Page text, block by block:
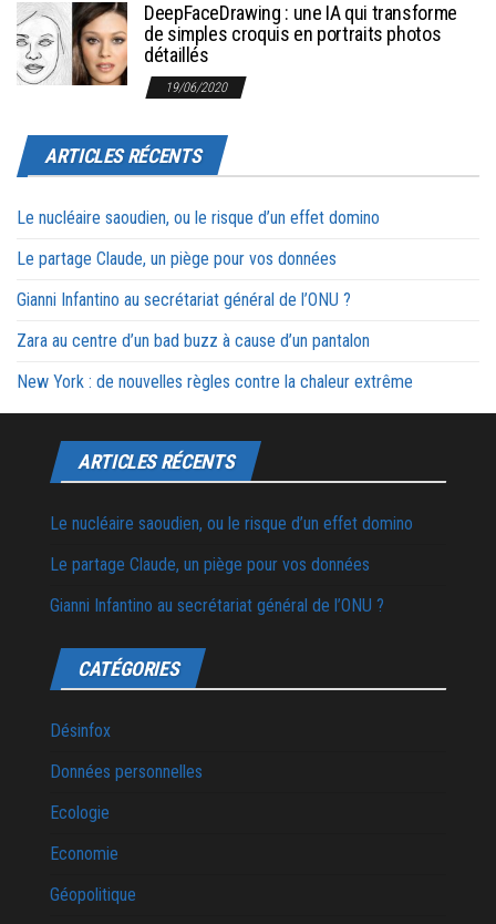
DeepFaceDrawing : une IA qui transforme
de simples croquis en portraits photos
détaillés
19/06/2020
ARTICLES RÉCENTS
Le nucléaire saoudien, ou le risque d’un effet domino
Le partage Claude, un piège pour vos données
Gianni Infantino au secrétariat général de l’ONU ?
Zara au centre d’un bad buzz à cause d’un pantalon
New York : de nouvelles règles contre la chaleur extrême
ARTICLES RÉCENTS
Le nucléaire saoudien, ou le risque d’un effet domino
Le partage Claude, un piège pour vos données
Gianni Infantino au secrétariat général de l’ONU ?
CATÉGORIES
Désinfox
Données personnelles
Ecologie
Economie
Géopolitique